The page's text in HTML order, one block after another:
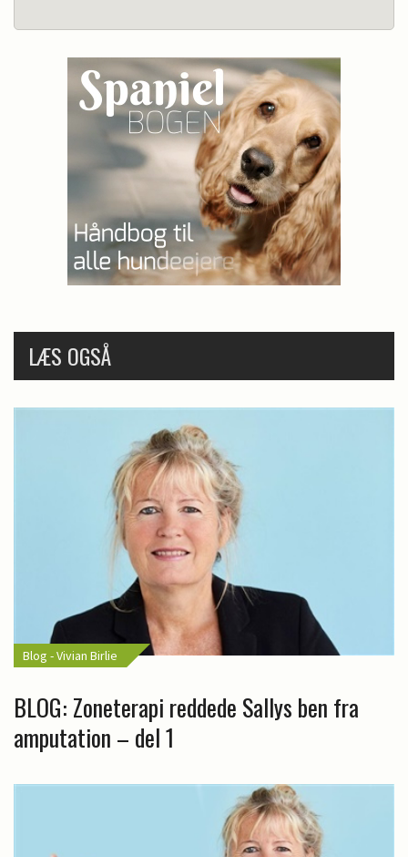
LÆS OGSÅ
Blog - Vivian Birlie
BLOG: Zoneterapi reddede Sallys ben fra
amputation – del 1